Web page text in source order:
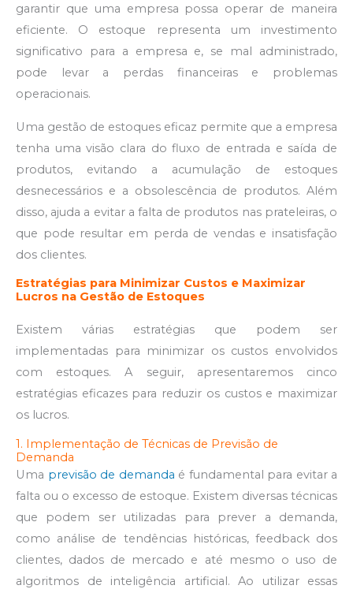
garantir que uma empresa possa operar de maneira
eficiente. O estoque representa um investimento
significativo para a empresa e, se mal administrado,
pode levar a perdas financeiras e problemas
operacionais.
Uma gestão de estoques eficaz permite que a empresa
tenha uma visão clara do fluxo de entrada e saída de
produtos, evitando a acumulação de estoques
desnecessários e a obsolescência de produtos. Além
disso, ajuda a evitar a falta de produtos nas prateleiras, o
que pode resultar em perda de vendas e insatisfação
dos clientes.
Estratégias para Minimizar Custos e Maximizar
Lucros na Gestão de Estoques
Existem várias estratégias que podem ser
implementadas para minimizar os custos envolvidos
com estoques. A seguir, apresentaremos cinco
estratégias eficazes para reduzir os custos e maximizar
os lucros.
1. Implementação de Técnicas de Previsão de
Demanda
Uma previsão de demanda é fundamental para evitar a
falta ou o excesso de estoque. Existem diversas técnicas
que podem ser utilizadas para prever a demanda,
como análise de tendências históricas, feedback dos
clientes, dados de mercado e até mesmo o uso de
algoritmos de inteligência artificial. Ao utilizar essas